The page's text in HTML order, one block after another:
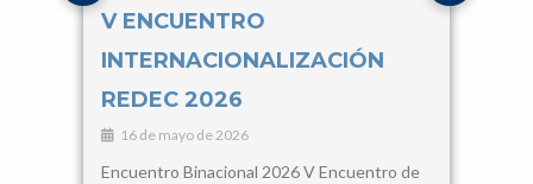
V ENCUENTRO
INTERNACIONALIZACIÓN
REDEC 2026
16 de mayo de 2026
Encuentro Binacional 2026 V Encuentro de